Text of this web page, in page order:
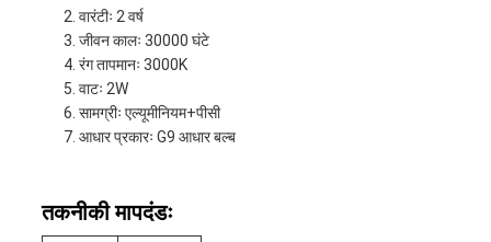
वारंटीः 2 वर्ष
जीवन कालः 30000 घंटे
रंग तापमानः 3000K
वाटः 2W
सामग्रीः एल्यूमीनियम+पीसी
आधार प्रकारः G9 आधार बल्ब
तकनीकी मापदंडः